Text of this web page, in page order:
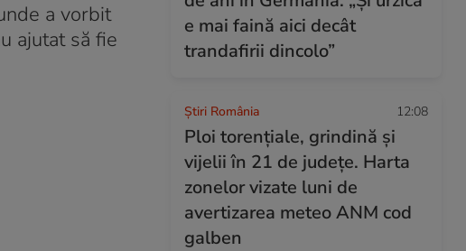
a vorbit
ajutat să fie
e mai faină aici decât
trandafirii dincolo”
Știri România 12:08
Ploi torențiale, grindină și
vijelii în 21 de județe. Harta
zonelor vizate luni de
avertizarea meteo ANM cod
galben